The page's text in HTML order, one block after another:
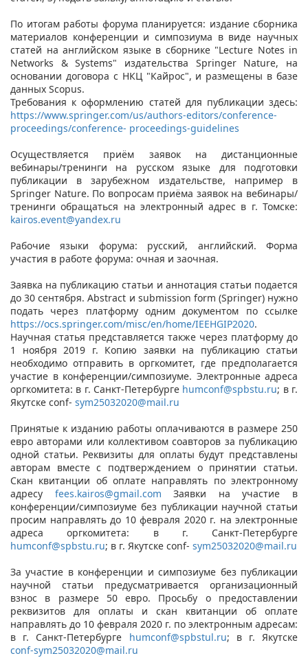
По итогам работы форума планируется: издание сборника
материалов конференции и симпозиума в виде научных
статей на английском языке в сборнике "Lecture Notes in
Networks & Systems" издательства Springer Nature, на
основании договора с НКЦ "Кайрос", и размещены в базе
данных Scopus.
Требования к оформлению статей для публикации здесь:
https://www.springer.com/us/authors-editors/conference-
proceedings/conference- proceedings-guidelines
Осуществляется приём заявок на дистанционные
вебинары/тренинги на русском языке для подготовки
публикации в зарубежном издательстве, например в
Springer Nature. По вопросам приёма заявок на вебинары/
тренинги обращаться на электронный адрес в г. Томске:
kairos.event@yandex.ru
Рабочие языки форума: русский, английский. Форма
участия в работе форума: очная и заочная.
Заявка на публикацию статьи и аннотация статьи подается
до 30 сентября. Abstract и submission form (Springer) нужно
подать через платформу одним документом по ссылке
https://ocs.springer.com/misc/en/home/IEEHGIP2020.
Научная статья представляется также через платформу до
1 ноября 2019 г. Копию заявки на публикацию статьи
необходимо отправить в оргкомитет, где предполагается
участие в конференции/симпозиуме. Электронные адреса
оргкомитета: в г. Санкт-Петербурге humconf@spbstu.ru; в г.
Якутске conf- sym25032020@mail.ru
Принятые к изданию работы оплачиваются в размере 250
евро авторами или коллективом соавторов за публикацию
одной статьи. Реквизиты для оплаты будут представлены
авторам вместе с подтверждением о принятии статьи.
Скан квитанции об оплате направлять по электронному
адресу fees.kairos@gmail.com Заявки на участие в
конференции/симпозиуме без публикации научной статьи
просим направлять до 10 февраля 2020 г. на электронные
адреса оргкомитета: в г. Санкт-Петербурге
humconf@spbstu.ru; в г. Якутске conf- sym25032020@mail.ru
За участие в конференции и симпозиуме без публикации
научной статьи предусматривается организационный
взнос в размере 50 евро. Просьбу о предоставлении
реквизитов для оплаты и скан квитанции об оплате
направлять до 10 февраля 2020 г. по электронным адресам:
в г. Санкт-Петербурге humconf@spbstul.ru; в г. Якутске
conf-sym25032020@mail.ru